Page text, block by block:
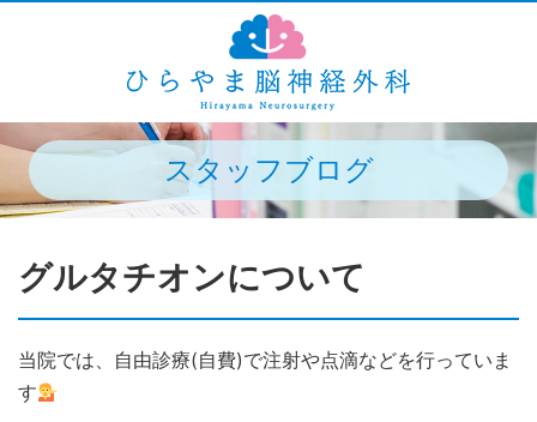
スタッフブログ
グルタチオンについて
当院では、自由診療(自費)で注射や点滴などを行っていま
す